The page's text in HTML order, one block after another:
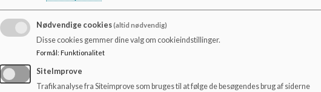
Linket fører dig til Gladsaxe kommunes handleplan for
Dokumenter
Nødvendige cookies(altid nødvendig)
Disse cookies gemmer dine valg om cookieindstillinger.
Formål : Funktionalitet
SiteImprove
Trafikanalyse fra Siteimprove som bruges til at følge de besøgendes brug af siderne